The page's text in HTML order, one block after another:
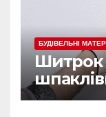
БУДІВЕЛЬНІ
Шитрок